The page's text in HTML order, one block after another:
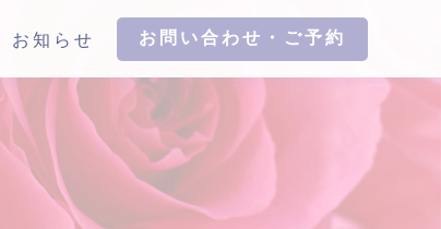
お知らせ お問い合わせ・ご予約